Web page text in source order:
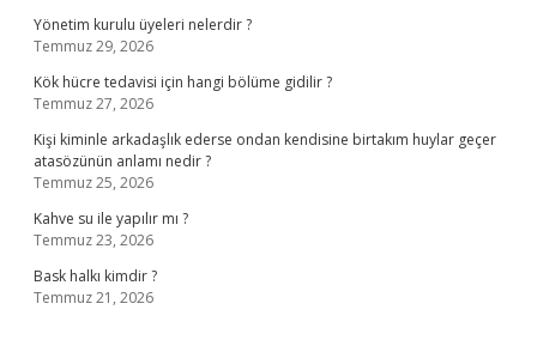
Yönetim kurulu üyeleri nelerdir ?
Temmuz 29, 2026
Kök hücre tedavisi için hangi bölüme gidilir ?
Temmuz 27, 2026
Kişi kiminle arkadaşlık ederse ondan kendisine birtakım huylar geçer
atasözünün anlamı nedir ?
Temmuz 25, 2026
Kahve su ile yapılır mı ?
Temmuz 23, 2026
Bask halkı kimdir ?
Temmuz 21, 2026